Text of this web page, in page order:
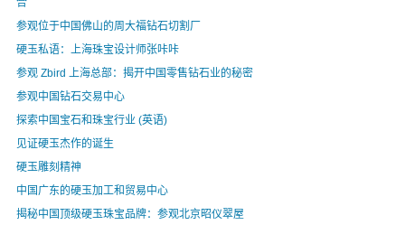
合
参观位于中国佛山的周大福钻石切割厂
硬玉私语：上海珠宝设计师张咔咔
参观 Zbird 上海总部：揭开中国零售钻石业的秘密
参观中国钻石交易中心
探索中国宝石和珠宝行业 (英语)
见证硬玉杰作的诞生
硬玉雕刻精神
中国广东的硬玉加工和贸易中心
揭秘中国顶级硬玉珠宝品牌：参观北京昭仪翠屋